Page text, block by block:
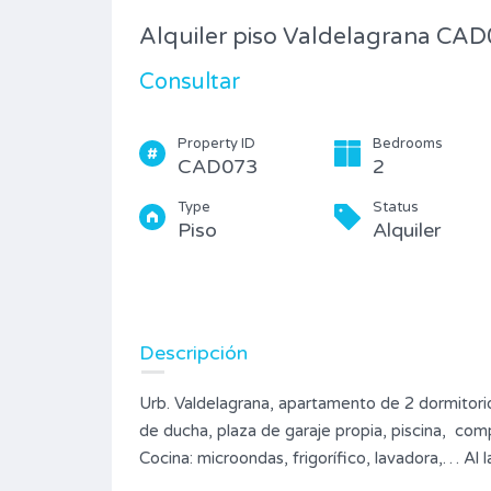
Alquiler piso Valdelagrana
Consultar
Property ID
CAD073
Bedrooms
2
Type
Piso
Status
Alquiler
Descripción
Urb. Valdelagrana, apartamento de 2
de ducha, plaza de garaje propia, piscina,
Cocina: microondas, frigorífico, lavadora,… Al